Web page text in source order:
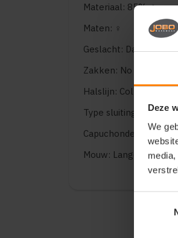
Deze
We
Materiaal: 85%
Maten: ♀
Geslacht: Dames
Zakken: No pockets
Halslijn: Collar
Type sluiting: Buttons
Capuchondetails: Geen
Mouw: Lange mouwen